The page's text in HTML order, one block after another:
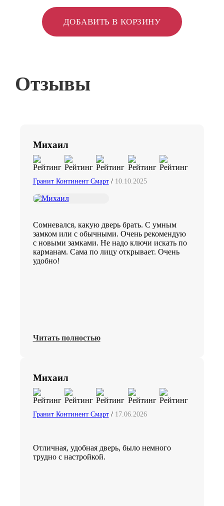
ДОБАВИТЬ В КОРЗИНУ
Отзывы
Михаил
Гранит Континент Смарт/ 10.10.2025
Сомневался, какую дверь брать. С умным
замком или с обычными. Очень рекомендую
с новыми замками. Не надо ключи искать по
карманам. Сама по лицу открывает. Очень
удобно!
Читать полностью
Михаил
Гранит Континент Смарт/ 17.06.2026
Отличная, удобная дверь, было немного
трудно с настройкой.